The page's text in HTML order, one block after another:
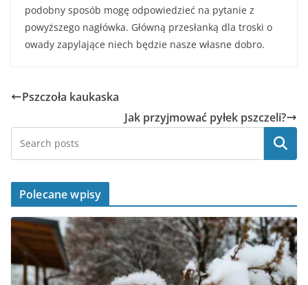
podobny sposób mogę odpowiedzieć na pytanie z
powyższego nagłówka. Główną przesłanką dla troski o
owady zapylające niech będzie nasze własne dobro.
Pszczoła kaukaska
Jak przyjmować pyłek pszczeli?
Szukaj
Polecane wpisy